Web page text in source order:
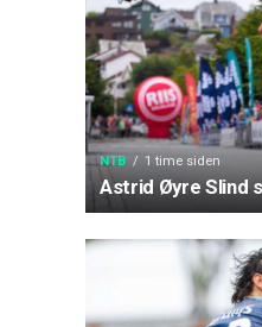
NTB 1 time siden
Astrid Øyre Slind